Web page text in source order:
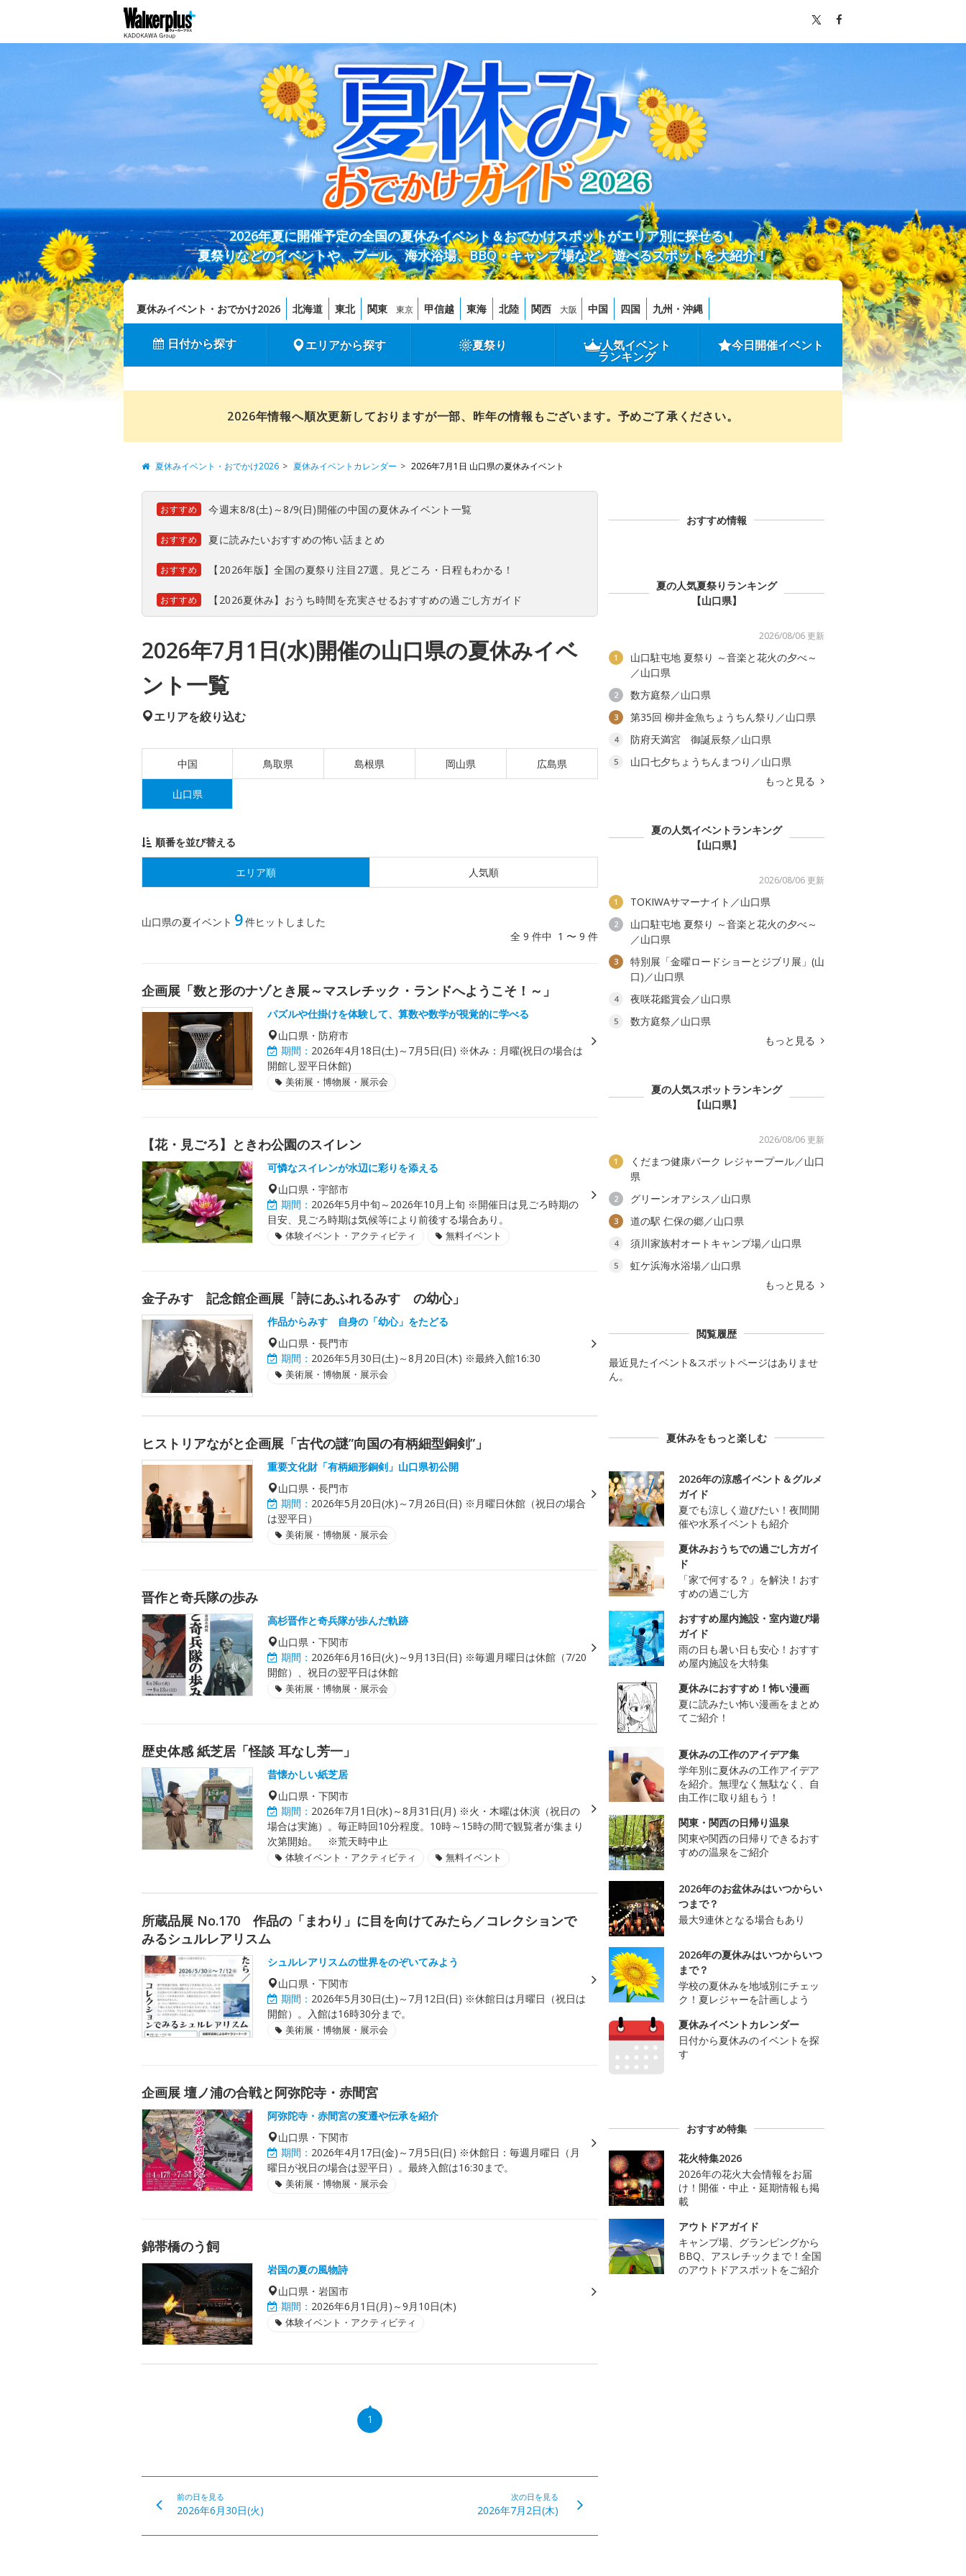
2026年夏に開催予定の全国の夏休みイベント＆おでかけスポットがエリア別に探せる！
夏祭りなどのイベントや、プール、海水浴場、BBQ・キャンプ場など、遊べるスポットを大紹介！
夏休みイベント・おでかけ2026 北海道 東北 関東 東京 甲信越 東海 北陸 関西 大阪 中国 四国 九州・沖縄
日付から探す エリアから探す 夏祭り 人気イベント
ランキング
今日開催イベント
2026年情報へ順次更新しておりますが一部、昨年の情報もございます。予めご了承ください。
夏休みイベント・おでかけ2026 夏休みイベントカレンダー 2026年7月1日 山口県の夏休みイベント
おすすめ 今週末8/8(土)～8/9(日)開催の中国の夏休みイベント一覧
おすすめ 夏に読みたいおすすめの怖い話まとめ
おすすめ 【2026年版】全国の夏祭り注目27選。見どころ・日程もわかる！
おすすめ 【2026夏休み】おうち時間を充実させるおすすめの過ごし方ガイド
2026年7月1日(水)開催の山口県の夏休みイベ
ント一覧
エリアを絞り込む
中国 鳥取県 島根県 岡山県 広島県
山口県
順番を並び替える
エリア順 人気順
山口県の夏イベント 9件ヒットしました
全 9 件中 1 〜 9 件
企画展「数と形のナゾとき展～マスレチック・ランドへようこそ！～」
パズルや仕掛けを体験して、算数や数学が視覚的に学べる
山口県・防府市
期間： 2026年4月18日(土)～7月5日(日) ※休み：月曜(祝日の場合は
開館し翌平日休館)
美術展・博物展・展示会
【花・見ごろ】ときわ公園のスイレン
可憐なスイレンが水辺に彩りを添える
山口県・宇部市
期間： 2026年5月中旬～2026年10月上旬 ※開催日は見ごろ時期の
目安、見ごろ時期は気候等により前後する場合あり。
体験イベント・アクティビティ 無料イベント
金子みすゞ記念館企画展「詩にあふれるみすゞの幼心」
作品からみすゞ自身の「幼心」をたどる
山口県・長門市
期間： 2026年5月30日(土)～8月20日(木) ※最終入館16:30
美術展・博物展・展示会
ヒストリアながと企画展「古代の謎”向国の有柄細型銅剣”」
重要文化財「有柄細形銅剣」山口県初公開
山口県・長門市
期間： 2026年5月20日(水)～7月26日(日) ※月曜日休館（祝日の場合
は翌平日）
美術展・博物展・展示会
晋作と奇兵隊の歩み
高杉晋作と奇兵隊が歩んだ軌跡
山口県・下関市
期間： 2026年6月16日(火)～9月13日(日) ※毎週月曜日は休館（7/20
開館）、祝日の翌平日は休館
美術展・博物展・展示会
歴史体感 紙芝居「怪談 耳なし芳一」
昔懐かしい紙芝居
山口県・下関市
期間： 2026年7月1日(水)～8月31日(月) ※火・木曜は休演（祝日の
場合は実施）。毎正時回10分程度。10時～15時の間で観覧者が集まり
次第開始。 ※荒天時中止
体験イベント・アクティビティ 無料イベント
所蔵品展 No.170 作品の「まわり」に目を向けてみたら／コレクションで
みるシュルレアリスム
シュルレアリスムの世界をのぞいてみよう
山口県・下関市
期間： 2026年5月30日(土)～7月12日(日) ※休館日は月曜日（祝日は
開館）。入館は16時30分まで。
美術展・博物展・展示会
企画展 壇ノ浦の合戦と阿弥陀寺・赤間宮
阿弥陀寺・赤間宮の変遷や伝承を紹介
山口県・下関市
期間： 2026年4月17日(金)～7月5日(日) ※休館日：毎週月曜日（月
曜日が祝日の場合は翌平日）。最終入館は16:30まで。
美術展・博物展・展示会
錦帯橋のう飼
岩国の夏の風物詩
山口県・岩国市
期間： 2026年6月1日(月)～9月10日(木)
体験イベント・アクティビティ
1
前の日を見る
2026年6月30日(火)
次の日を見る
2026年7月2日(木)
おすすめ情報
夏の人気夏祭りランキング
【山口県】
2026/08/06 更新
1
山口駐屯地 夏祭り ～音楽と花火の夕べ～
／山口県
2 数方庭祭／山口県
3 第35回 柳井金魚ちょうちん祭り／山口県
4 防府天満宮 御誕辰祭／山口県
5
山口七夕ちょうちんまつり／山口県
もっと見る
夏の人気イベントランキング
【山口県】
2026/08/06 更新
1 TOKIWAサマーナイト／山口県
2
山口駐屯地 夏祭り ～音楽と花火の夕べ～
／山口県
3
特別展「金曜ロードショーとジブリ展」(山
口)／山口県
4 夜咲花鑑賞会／山口県
5
数方庭祭／山口県
もっと見る
夏の人気スポットランキング
【山口県】
2026/08/06 更新
1
くだまつ健康パーク レジャープール／山口
県
2 グリーンオアシス／山口県
3 道の駅 仁保の郷／山口県
4 須川家族村オートキャンプ場／山口県
5
虹ケ浜海水浴場／山口県
もっと見る
閲覧履歴
最近見たイベント&スポットページはありませ
ん。
夏休みをもっと楽しむ
2026年の涼感イベント＆グルメ
ガイド
夏でも涼しく遊びたい！夜間開
催や水系イベントも紹介
夏休みおうちでの過ごし方ガイ
ド
「家で何する？」を解決！おす
すめの過ごし方
おすすめ屋内施設・室内遊び場
ガイド
雨の日も暑い日も安心！おすす
め屋内施設を大特集
夏休みにおすすめ！怖い漫画
夏に読みたい怖い漫画をまとめ
てご紹介！
夏休みの工作のアイデア集
学年別に夏休みの工作アイデア
を紹介。無理なく無駄なく、自
由工作に取り組もう！
関東・関西の日帰り温泉
関東や関西の日帰りできるおす
すめの温泉をご紹介
2026年のお盆休みはいつからい
つまで？
最大9連休となる場合もあり
2026年の夏休みはいつからいつ
まで？
学校の夏休みを地域別にチェッ
ク！夏レジャーを計画しよう
夏休みイベントカレンダー
日付から夏休みのイベントを探
す
おすすめ特集
花火特集2026
2026年の花火大会情報をお届
け！開催・中止・延期情報も掲
載
アウトドアガイド
キャンプ場、グランピングから
BBQ、アスレチックまで！全国
のアウトドアスポットをご紹介